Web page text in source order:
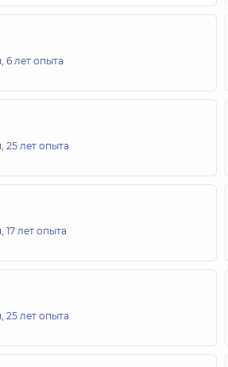
для всей семьи на
для всей семьи в Броварах
для всей семьи в Ирпене
для всей семьи в Голосеево
6 лет опыта
25 лет опыта
17 лет опыта
25 лет опыта